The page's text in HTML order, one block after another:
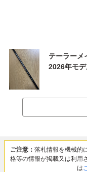
テーラーメ
2026年モ
ご注意： 落札情報を機械的
格等の情報が掲載又は利用
は